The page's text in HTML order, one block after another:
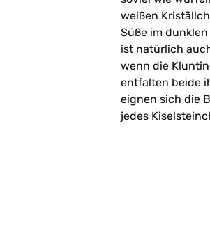
weißen
Süße im
ist natürlich
wenn die
entfalten beide
eignen sich die
jedes